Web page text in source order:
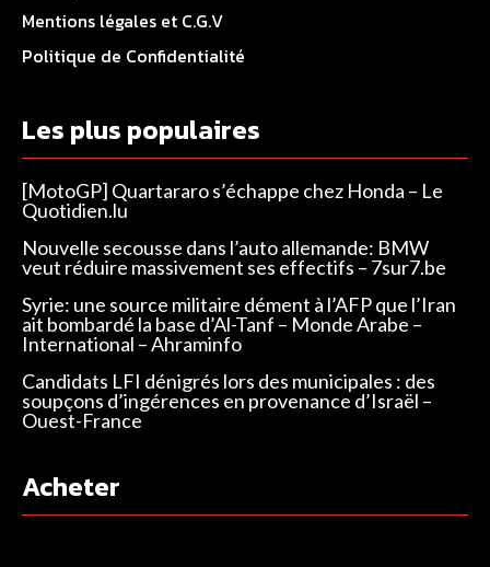
Mentions légales et C.G.V
Politique de Confidentialité
Les plus populaires
[MotoGP] Quartararo s’échappe chez Honda – Le
Quotidien.lu
Nouvelle secousse dans l’auto allemande: BMW
veut réduire massivement ses effectifs – 7sur7.be
Syrie: une source militaire dément à l’AFP que l’Iran
ait bombardé la base d’Al-Tanf – Monde Arabe –
International – Ahraminfo
Candidats LFI dénigrés lors des municipales : des
soupçons d’ingérences en provenance d’Israël –
Ouest-France
Acheter